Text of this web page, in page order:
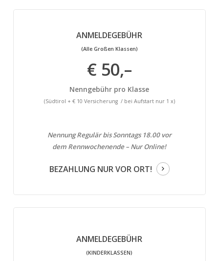
ANMELDEGEBÜHR
(Alle Großen Klassen)
€ 50,–
Nenngebühr pro Klasse
(Südtirol + € 10 Versicherung / bei Aufstart nur 1 x)
Nennung Regulär bis Sonntags 18.00 vor
dem Rennwochenende – Nur Online!
BEZAHLUNG NUR VOR ORT!
ANMELDEGEBÜHR
(KINDERKLASSEN)